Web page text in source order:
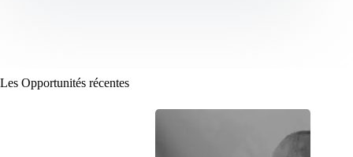
Les Opportunités récentes